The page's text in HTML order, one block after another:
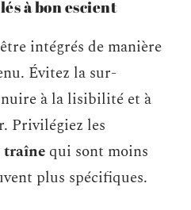
à bon escient
intégrés de manière
Évitez la sur-
à la lisibilité et à
Privilégiez les
traîne qui sont moins
plus spécifiques.